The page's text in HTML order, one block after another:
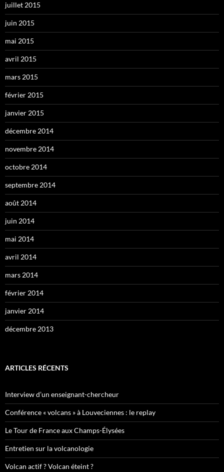
juillet 2015
juin 2015
mai 2015
avril 2015
mars 2015
février 2015
janvier 2015
décembre 2014
novembre 2014
octobre 2014
septembre 2014
août 2014
juin 2014
mai 2014
avril 2014
mars 2014
février 2014
janvier 2014
décembre 2013
ARTICLES RÉCENTS
Interview d’un enseignant-chercheur
Conférence « volcans » à Louveciennes : le replay
Le Tour de France aux Champs-Élysées
Entretien sur la volcanologie
Volcan actif ? Volcan éteint ?